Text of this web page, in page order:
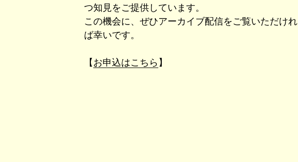
つ知見をご提供しています。
この機会に、ぜひアーカイブ配信をご覧いただけれ
ば幸いです。
【お申込はこちら 】